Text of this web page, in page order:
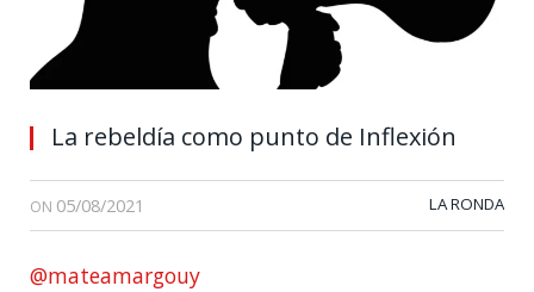
La rebeldía como punto de Inflexión
ON 05/08/2021 LA RONDA
@mateamargouy